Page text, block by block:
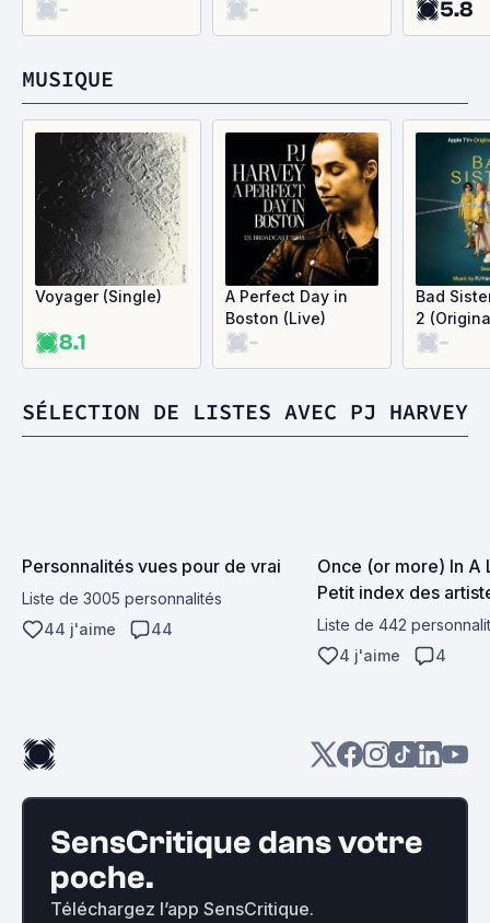
- Quietly
- 5.8
MUSIQUE
Voyager (Single)
8.1
A Perfect Day in
Boston (Live)
-
Bad
2
-
SÉLECTION DE LISTES AVEC PJ HARVEY
Personnalités vues pour de vrai
Liste de 3005 personnalités
44 j'aime
44
Once (or more) In A
Petit index des
concert
Liste de 442
4 j'aime
4
SensCritique dans votre
poche.
Téléchargez l’app SensCritique.